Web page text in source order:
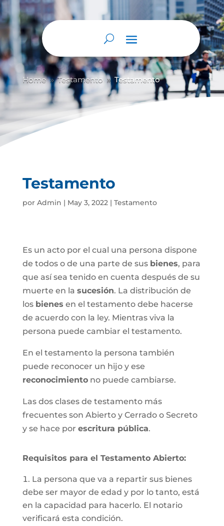
Home 9 Testamento 9 Testamento
Testamento
por Admin | May 3, 2022| Testamento
Es un acto por el cual una persona dispone
de todos o de una parte de sus bienes, para
que así sea tenido en cuenta después de su
muerte en la sucesión. La distribución de
los bienes en el testamento debe hacerse
de acuerdo con la ley. Mientras viva la
persona puede cambiar el testamento.
En el testamento la persona también
puede reconocer un hijo y ese
reconocimientono puede cambiarse.
Las dos clases de testamento más
frecuentes son Abierto y Cerrado o Secreto
y se hace por escritura pública.
Requisitos para el Testamento Abierto:
La persona que va a repartir sus bienes
debe ser mayor de edad y por lo tanto, está
en la capacidad para hacerlo. El notario
verificará esta condición.